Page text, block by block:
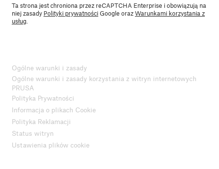
Ta strona jest chroniona przez reCAPTCHA Enterprise i obowiązują na
niej zasady Polityki prywatnościGoogle orazWarunkami korzystania z
usług
Ogólne warunki i zasady
Ogólne warunki i zasady korzystania z witryn internetowych
PRUSA
Polityka Prywatności
Informacja o plikach Cookie
Polityka Reklamacji
Status witryn
Ustawienia plików cookie